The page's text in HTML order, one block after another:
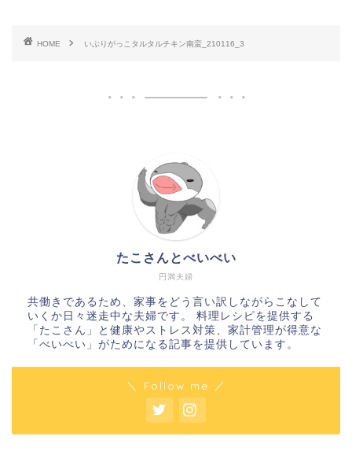
HOME いぶりがっこタルタルチキン南蛮_210116_3
円満夫婦
たこさんとべいべい
共働きであるため、家事をどう言い訳しながらこなして
いくか日々迷走中な夫婦です。 料理レシピを提供する
「たこさん」と健康やストレス対策、家計管理が得意な
「べいべい」がためになる記事を提供しています。
＼ Follow me ／